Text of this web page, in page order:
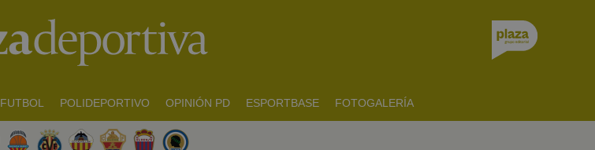
FUTBOL POLIDEPORTIVO OPINIÓN PD ESPORTBASE FOTOGALERÍA